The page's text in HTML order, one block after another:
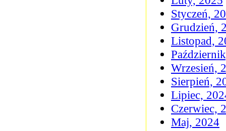
Styczeń,
Grudzień,
Listopad,
Wrzesień,
Sierpień,
Lipiec,
Czerwiec,
Maj, 2024